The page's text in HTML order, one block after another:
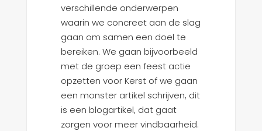
verschillende onderwerpen
waarin we concreet aan de slag
gaan om samen een doel te
bereiken. We gaan bijvoorbeeld
met de groep een feest actie
opzetten voor Kerst of we gaan
een monster artikel schrijven, dit
is een blogartikel, dat gaat
zorgen voor meer vindbaarheid.